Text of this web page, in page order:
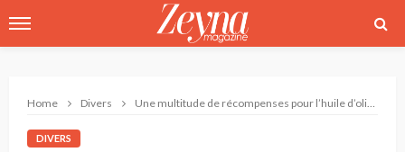
Home Divers Une multitude de récompenses pour l’huile d’olive écoresponsable « Barca de Carthage »
DIVERS